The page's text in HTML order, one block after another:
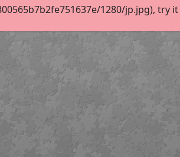
1280/jp.jpg), try it